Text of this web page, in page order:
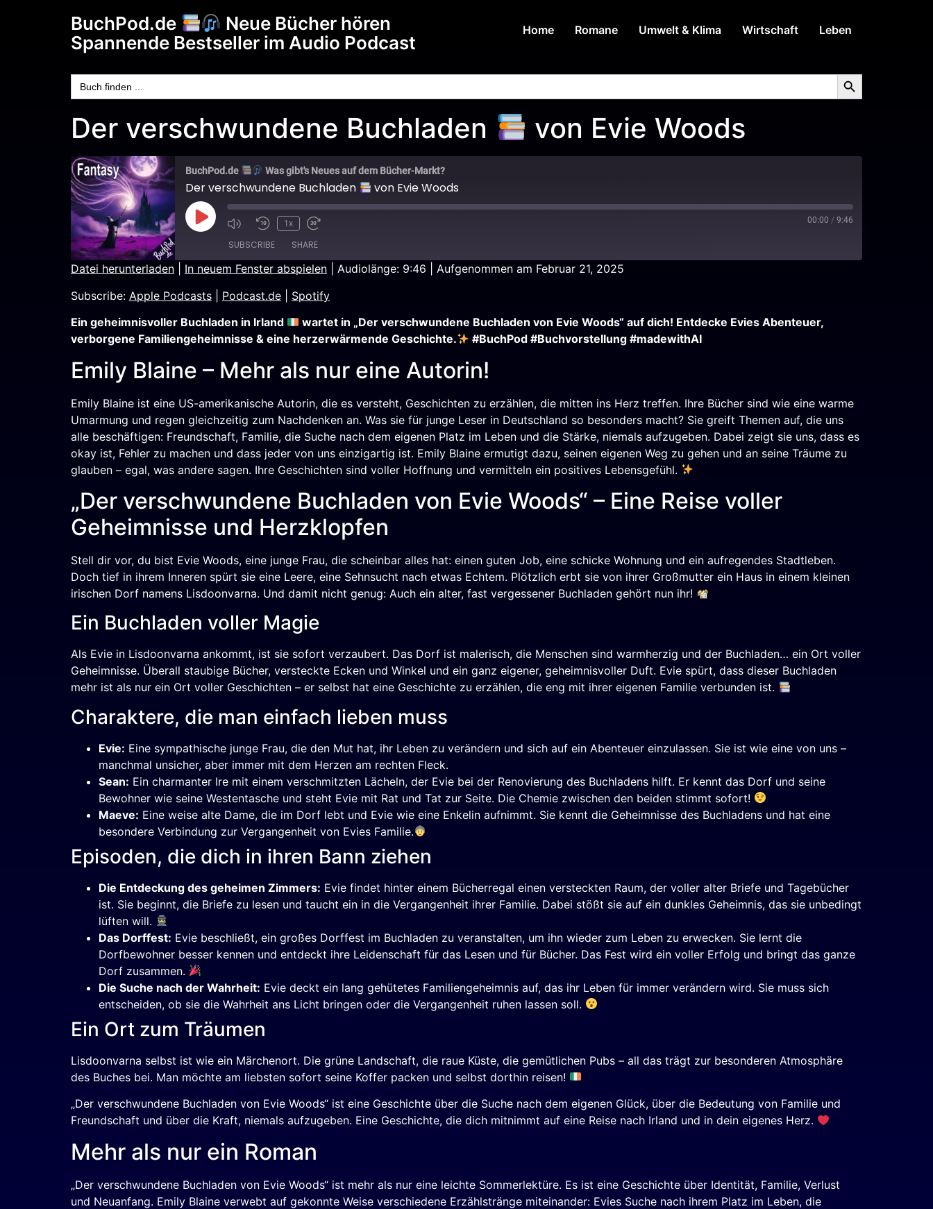
BuchPod.de
Neue Bücher hören
Spannende Bestseller im Audio Podcast
Home Romane Umwelt & Klima Wirtschaft Leben
Search
for:
Search Button
Der verschwundene Buchladen von Evie Woods
BuchPod.de Was gibt's Neues auf dem Bücher-Markt?
Der verschwundene Buchladen von Evie Woods
1x 00:00 / 9:46
SUBSCRIBE SHARE
RSS FEED
SHARE
LINK
EMBED
Datei herunterladen In neuem Fenster abspielen Audiolänge: 9:46
Aufgenommen am Februar 21, 2025
Subscribe: Apple Podcasts Podcast.de
Spotify
Ein geheimnisvoller Buchladen in Irland
wartet in „Der verschwundene Buchladen von Evie Woods“ auf dich! Entdecke Evies Abenteuer,
verborgene Familiengeheimnisse & eine herzerwärmende Geschichte.
#BuchPod #Buchvorstellung #madewithAI
Emily Blaine – Mehr als nur eine Autorin!
Emily Blaine ist eine US-amerikanische Autorin, die es versteht, Geschichten zu erzählen, die mitten ins Herz treffen. Ihre Bücher sind wie eine warme
Umarmung und regen gleichzeitig zum Nachdenken an. Was sie für junge Leser in Deutschland so besonders macht? Sie greift Themen auf, die uns
alle beschäftigen: Freundschaft, Familie, die Suche nach dem eigenen Platz im Leben und die Stärke, niemals aufzugeben. Dabei zeigt sie uns, dass es
okay ist, Fehler zu machen und dass jeder von uns einzigartig ist. Emily Blaine ermutigt dazu, seinen eigenen Weg zu gehen und an seine Träume zu
glauben – egal, was andere sagen. Ihre Geschichten sind voller Hoffnung und vermitteln ein positives Lebensgefühl.
„Der verschwundene Buchladen von Evie Woods“ – Eine Reise voller
Geheimnisse und Herzklopfen
Stell dir vor, du bist Evie Woods, eine junge Frau, die scheinbar alles hat: einen guten Job, eine schicke Wohnung und ein aufregendes Stadtleben.
Doch tief in ihrem Inneren spürt sie eine Leere, eine Sehnsucht nach etwas Echtem. Plötzlich erbt sie von ihrer Großmutter ein Haus in einem kleinen
irischen Dorf namens Lisdoonvarna. Und damit nicht genug: Auch ein alter, fast vergessener Buchladen gehört nun ihr!
Ein Buchladen voller Magie
Als Evie in Lisdoonvarna ankommt, ist sie sofort verzaubert. Das Dorf ist malerisch, die Menschen sind warmherzig und der Buchladen… ein Ort voller
Geheimnisse. Überall staubige Bücher, versteckte Ecken und Winkel und ein ganz eigener, geheimnisvoller Duft. Evie spürt, dass dieser Buchladen
mehr ist als nur ein Ort voller Geschichten – er selbst hat eine Geschichte zu erzählen, die eng mit ihrer eigenen Familie verbunden ist.
Charaktere, die man einfach lieben muss
Evie: Eine sympathische junge Frau, die den Mut hat, ihr Leben zu verändern und sich auf ein Abenteuer einzulassen. Sie ist wie eine von uns –
manchmal unsicher, aber immer mit dem Herzen am rechten Fleck.
Sean: Ein charmanter Ire mit einem verschmitzten Lächeln, der Evie bei der Renovierung des Buchladens hilft. Er kennt das Dorf und seine
Bewohner wie seine Westentasche und steht Evie mit Rat und Tat zur Seite. Die Chemie zwischen den beiden stimmt sofort!
Maeve: Eine weise alte Dame, die im Dorf lebt und Evie wie eine Enkelin aufnimmt. Sie kennt die Geheimnisse des Buchladens und hat eine
besondere Verbindung zur Vergangenheit von Evies Familie.
Episoden, die dich in ihren Bann ziehen
Die Entdeckung des geheimen Zimmers: Evie findet hinter einem Bücherregal einen versteckten Raum, der voller alter Briefe und Tagebücher
ist. Sie beginnt, die Briefe zu lesen und taucht ein in die Vergangenheit ihrer Familie. Dabei stößt sie auf ein dunkles Geheimnis, das sie unbedingt
lüften will.
Das Dorffest: Evie beschließt, ein großes Dorffest im Buchladen zu veranstalten, um ihn wieder zum Leben zu erwecken. Sie lernt die
Dorfbewohner besser kennen und entdeckt ihre Leidenschaft für das Lesen und für Bücher. Das Fest wird ein voller Erfolg und bringt das ganze
Dorf zusammen.
Die Suche nach der Wahrheit: Evie deckt ein lang gehütetes Familiengeheimnis auf, das ihr Leben für immer verändern wird. Sie muss sich
entscheiden, ob sie die Wahrheit ans Licht bringen oder die Vergangenheit ruhen lassen soll.
Ein Ort zum Träumen
Lisdoonvarna selbst ist wie ein Märchenort. Die grüne Landschaft, die raue Küste, die gemütlichen Pubs – all das trägt zur besonderen Atmosphäre
des Buches bei. Man möchte am liebsten sofort seine Koffer packen und selbst dorthin reisen!
„Der verschwundene Buchladen von Evie Woods“ ist eine Geschichte über die Suche nach dem eigenen Glück, über die Bedeutung von Familie und
Freundschaft und über die Kraft, niemals aufzugeben. Eine Geschichte, die dich mitnimmt auf eine Reise nach Irland und in dein eigenes Herz.
Mehr als nur ein Roman
„Der verschwundene Buchladen von Evie Woods“ ist mehr als nur eine leichte Sommerlektüre. Es ist eine Geschichte über Identität, Familie, Verlust
und Neuanfang. Emily Blaine verwebt auf gekonnte Weise verschiedene Erzählstränge miteinander: Evies Suche nach ihrem Platz im Leben, die